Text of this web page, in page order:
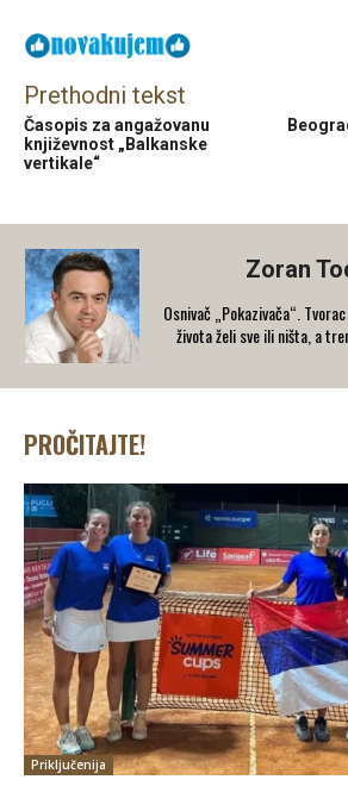
Prethodni tekst
Časopis za angažovanu
književnost „Balkanske
vertikale“
Zoran
Osnivač „Pokazivača“.
života želi sve ili ništa, a
PROČITAJTE!
Priključenija